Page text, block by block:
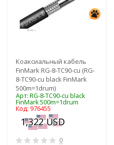
Коаксиальный кабель
FinMark RG-8-TC90-cu (RG-
8-TC90-cu black FinMark
500m=1drum)
Арт: RG-8-TC90-cu black
FinMark 500m=1drum
Код: 976455
0